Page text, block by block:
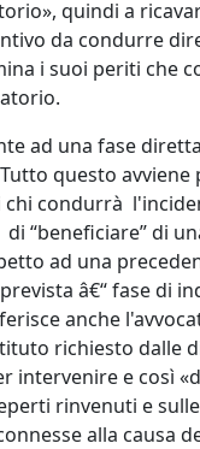
quindi a
da condurre
i suoi periti che
ad una fase
questo avviene
condurrà
“beneficiare” di
ad una
â€“ fase di
anche
richiesto dalle
intervenire e così
rinvenuti e
alla causa